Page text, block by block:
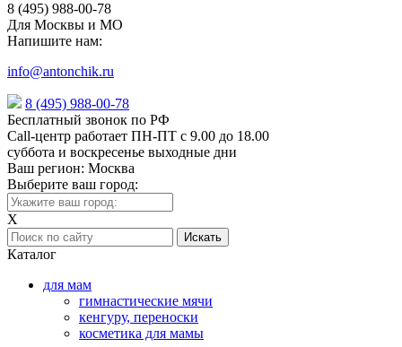
8 (495) 988-00-78
Для Москвы и МО
Напишите нам:
info@antonchik.ru
8 (495) 988-00-78
Бесплатный звонок по РФ
Call-центр работает ПН-ПТ с 9.00 до 18.00
суббота и воскресенье выходные дни
Ваш регион: Москва
Выберите ваш город:
X
Каталог
для мам
гимнастические мячи
кенгуру, переноски
косметика для мамы